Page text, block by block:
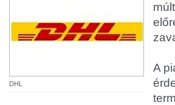
DHL
A